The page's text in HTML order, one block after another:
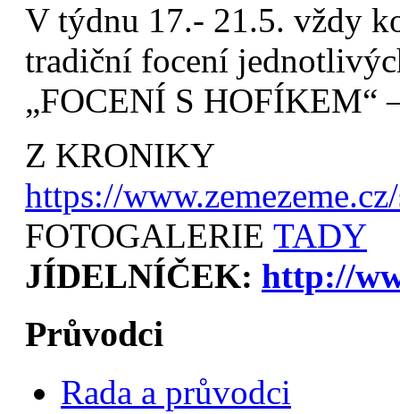
V týdnu 17.- 21.5. vždy
tradiční focení
„FOCENÍ S HOFÍKEM“
Z KRONIKY
https://
FOTOGALERIE TADY
JÍDELNÍČEK: http://
Průvodci
Rada a průvodci